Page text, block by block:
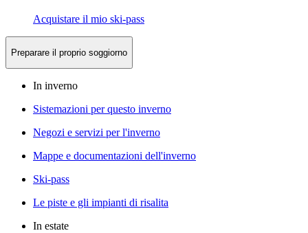
Acquistare il mio ski-pass
Preparare il proprio soggiorno
In inverno
Sistemazioni per questo inverno
Negozi e servizi per l'inverno
Mappe e documentazioni dell'inverno
Ski-pass
Le piste e gli impianti di risalita
In estate